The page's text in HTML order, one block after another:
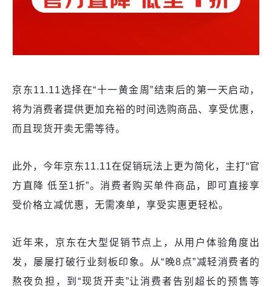
京东11.11选择在“十一黄金周”结束后的第一天启动，
将为消费者提供更加充裕的时间选购商品、享受优惠，
而且现货开卖无需等待。
此外，今年京东11.11在促销玩法上更为简化，主打“官
方直降 低至1折”。消费者购买单件商品，即可直接享
受价格立减优惠，无需凑单，享受实惠更轻松。
近年来，京东在大型促销节点上，从用户体验角度出
发，屡屡打破行业刻板印象。从“晚8点”减轻消费者的
熬夜负担，到“现货开卖”让消费者告别超长的预售等